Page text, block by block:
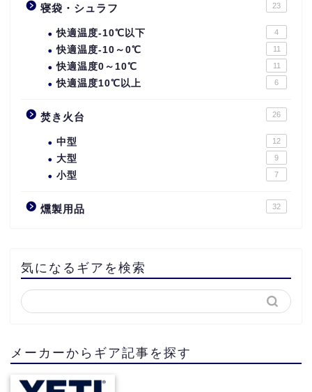
寝袋・シュラフ 23
快適温度-10℃以下 4
快適温度-10～0℃ 11
快適温度0～10℃ 11
快適温度10℃以上 6
焚き火台 26
中型 12
大型 9
小型 7
燻製用品 32
気になるギアを検索
メーカーからギア記事を探す